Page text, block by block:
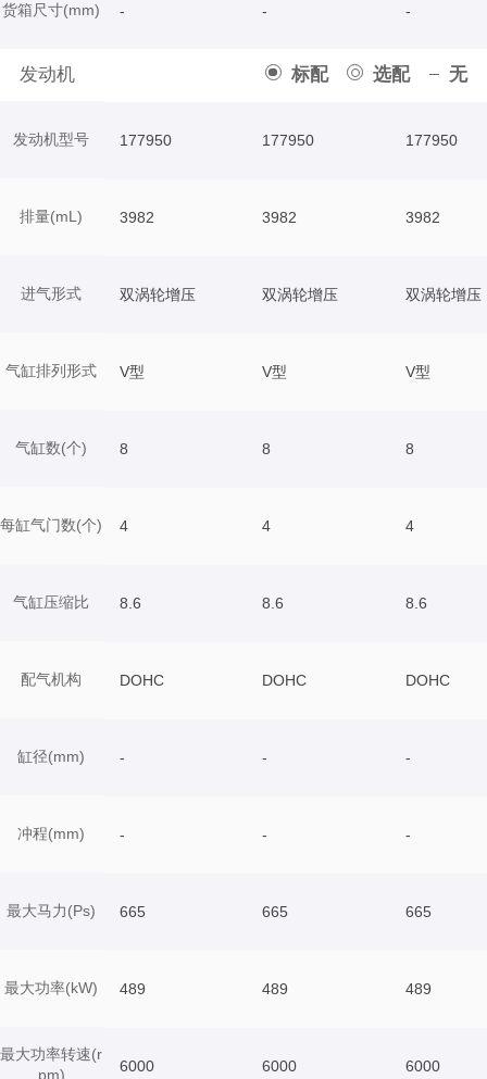
货箱尺寸(mm)
发动机 标配 选配 无
发动机型号
排量(mL)
进气形式
气缸排列形式
气缸数(个)
每缸气门数(个)
气缸压缩比
配气机构
缸径(mm)
冲程(mm)
最大马力(Ps)
最大功率(kW)
最大功率转速(r
pm)
- - -
177950 177950 177950
3982 3982 3982
双涡轮增压 双涡轮增压 双涡轮增压
V型 V型 V型
8 8 8
4 4 4
8.6 8.6 8.6
DOHC DOHC DOHC
- - -
- - -
665 665 665
489 489 489
6000 6000 6000